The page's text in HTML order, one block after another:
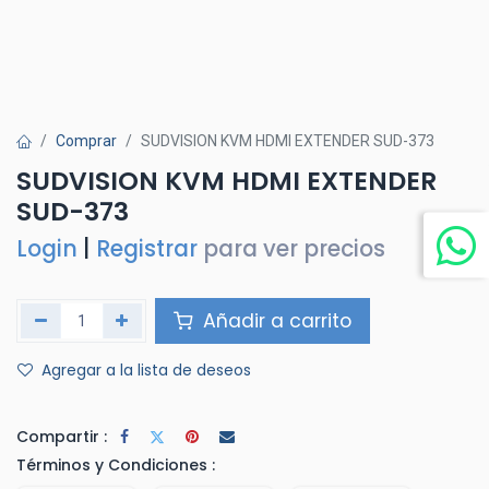
Comprar SUDVISION KVM HDMI EXTENDER SUD-373
SUDVISION KVM HDMI EXTENDER
SUD-373
Login Registrar para ver precios
Añadir a carrito
Agregar a la lista de deseos
Compartir :
Términos y Condiciones :